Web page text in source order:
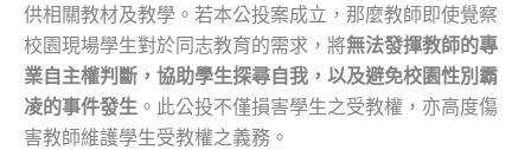
供相關教材及教學。若本公投案成立，那麼教師即使覺察
校園現場學生對於同志教育的需求，將無法發揮教師的專
業自主權判斷，協助學生探尋自我，以及避免校園性別霸
凌的事件發生 。此公投不僅損害學生之受教權，亦高度傷
害教師維護學生受教權之義務。